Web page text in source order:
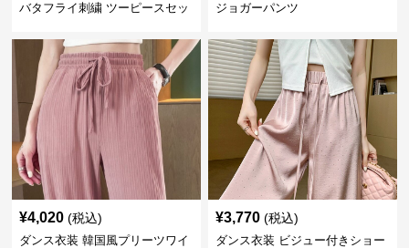
バタフライ刺繍 ツーピースセッ
ジョガーパンツ
¥4,020 (税込)
ダンス衣装 韓国風プリーツワイ
¥3,770 (税込)
ダンス衣装 ビジュー付きショー